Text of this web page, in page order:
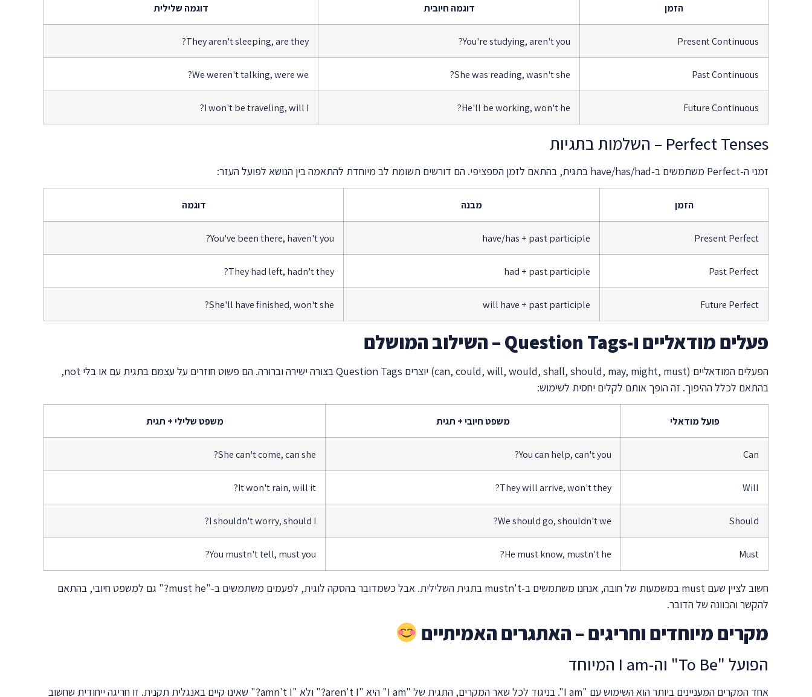
הזמן דוגמה חיובית דוגמה שלילית
Present Continuous
You're studying, aren't you?
They aren't sleeping, are they?
Past Continuous
She was reading, wasn't she?
We weren't talking, were we?
Future Continuous
He'll be working, won't he?
I won't be traveling, will I?
Perfect Tenses – השלמות בתגיות
זמני ה-Perfect משתמשים ב-have/has/had בתגית, בהתאם לזמן הספציפי. הם דורשים תשומת לב מיוחדת להתאמה בין הנושא לפועל העזר:
הזמן מבנה דוגמה
Present Perfect
have/has + past participle
You've been there, haven't you?
Past Perfect
had + past participle
They had left, hadn't they?
Future Perfect
will have + past participle
She'll have finished, won't she?
פעלים מודאליים ו-Question Tags – השילוב המושלם
הפעלים המודאליים (can, could, will, would, shall, should, may, might, must) יוצרים Question Tags בצורה ישירה וברורה. הם פשוט חוזרים על עצמם בתגית עם או בלי not,
בהתאם לכלל ההיפוך. זה הופך אותם לקלים יחסית לשימוש:
פועל מודאלי משפט חיובי + תגית משפט שלילי + תגית
Can
You can help, can't you?
She can't come, can she?
Will
They will arrive, won't they?
It won't rain, will it?
Should
We should go, shouldn't we?
I shouldn't worry, should I?
Must
He must know, mustn't he?
You mustn't tell, must you?
חשוב לציין שעם must במשמעות של חובה, אנחנו משתמשים ב-mustn't בתגית השלילית. אבל כשמדובר בהסקה לוגית, לפעמים משתמשים ב-"must he?" גם למשפט חיובי, בהתאם
להקשר והכוונה של הדובר.
מקרים מיוחדים וחריגים – האתגרים האמיתיים
הפועל "To Be" וה-I am המיוחד
אחד המקרים המעניינים ביותר הוא השימוש עם "I am". בניגוד לכל שאר המקרים, התגית של "I am" היא "aren't I?" ולא "amn't I?" שאינו קיים באנגלית תקנית. זו חריגה ייחודית שחשוב